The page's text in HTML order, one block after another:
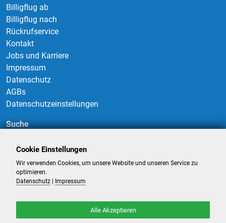
Billigflug ab
Billigflug nach
Rückrufservice
Kontakt
Jobs und Karriere
Impressum
Datenschutz
AGBs
Datenschutzeinstellungen
Suche
Suchen
Cookie Einstellungen
Wir verwenden Cookies, um unsere Website und unseren Service zu
optimieren.
Datenschutz
Impressum
Alle Akzeptieren